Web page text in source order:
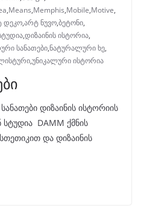
,Means,Memphis,Mobile,Motive,
დეკო,არტ ნუვო,ბეტონი,
,დიზაინის ისტორია,
სანათები,ნატურალური ხე,
,უნიკალური ისტორია
დიზაინის ისტორიის
DAMM ქმნის
და დიზაინის